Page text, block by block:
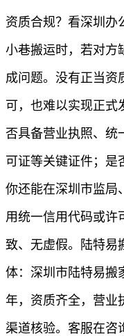
资质合规？看深圳办
小巷搬运时，若对方
成问题。没有正当资
可，也难以实现正式
否具备营业执照、统
可证等关键证件；是
你还能在深圳市监局
用统一信用代码或许
致、无虚假。陆特易
体：深圳市陆特易搬
年，资质齐全，营业
渠道核验。客服在咨